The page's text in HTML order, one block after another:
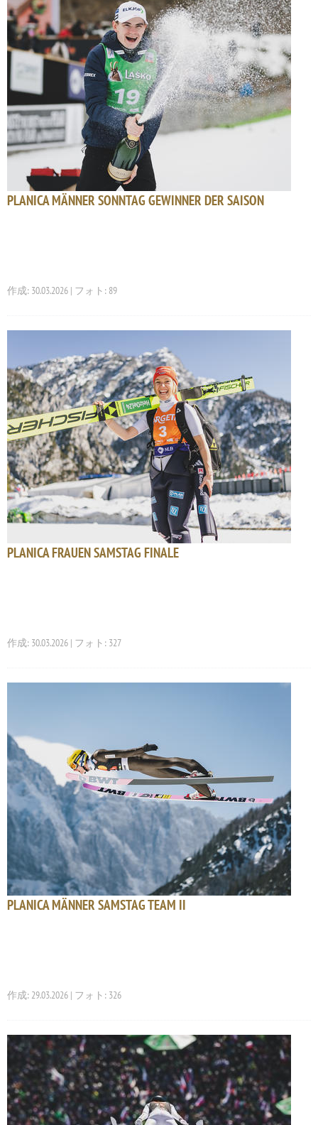
PLANICA MÄNNER SONNTAG GEWINNER DER SAISON
作成: 30.03.2026 | フォト: 89
PLANICA FRAUEN SAMSTAG FINALE
作成: 30.03.2026 | フォト: 327
PLANICA MÄNNER SAMSTAG TEAM II
作成: 29.03.2026 | フォト: 326